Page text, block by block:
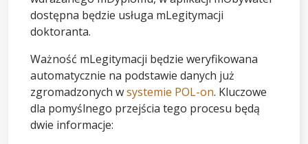
dostępna będzie usługa mLegitymacji
doktoranta.
Ważność mLegitymacji będzie weryfikowana
automatycznie na podstawie danych już
zgromadzonych wsystemie POL-on. Kluczowe
dla pomyślnego przejścia tego procesu będą
dwie informacje: